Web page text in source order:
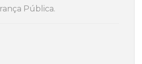
Pública.